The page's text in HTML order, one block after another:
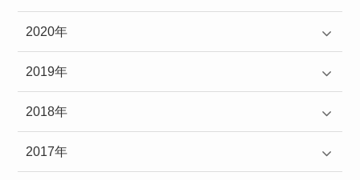
2020年
2019年
2018年
2017年